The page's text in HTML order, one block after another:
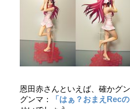
恩田赤さんといえば、確かグ
グンマ：
「はぁ？おまえRec